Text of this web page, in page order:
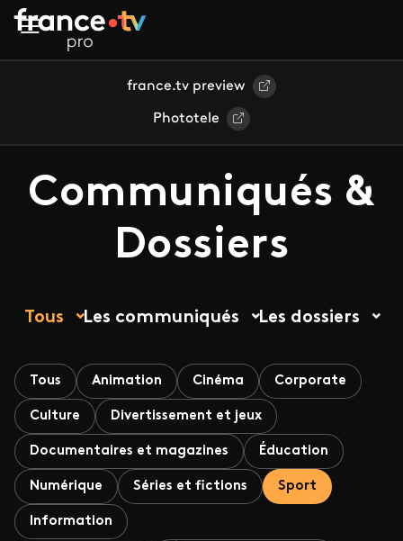
Aller au contenu principal
france.tv preview
Phototele
Communiqués &
Dossiers
Tous Les communiqués Les dossiers
Tous Animation Cinéma Corporate
Culture Divertissement et jeux
Documentaires et magazines Éducation
Numérique Séries et fictions Sport
Information